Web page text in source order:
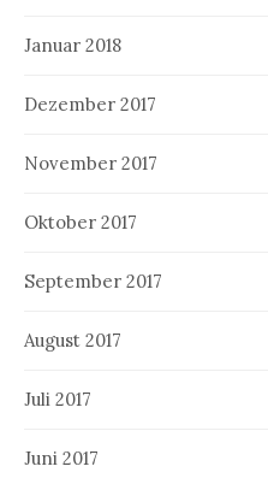
Januar 2018
Dezember 2017
November 2017
Oktober 2017
September 2017
August 2017
Juli 2017
Juni 2017